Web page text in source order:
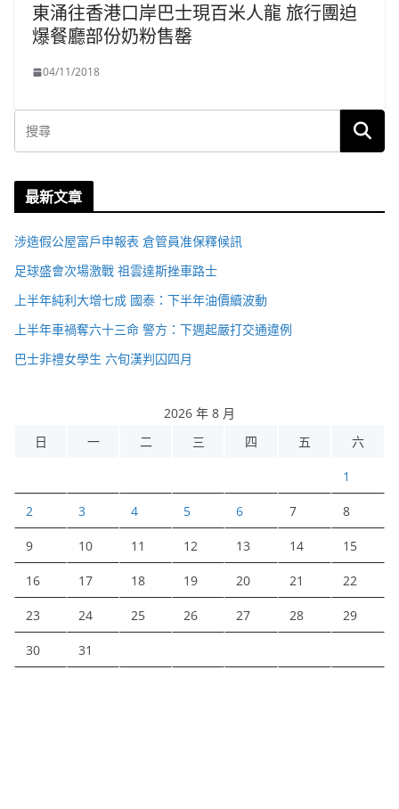
東涌往香港口岸巴士現百米人龍 旅行團迫
爆餐廳部份奶粉售罄
04/11/2018
最新文章
涉造假公屋富戶申報表 倉管員准保釋候訊
足球盛會次場激戰 祖雲達斯挫車路士
上半年純利大增七成 國泰：下半年油價續波動
上半年車禍奪六十三命 警方：下週起嚴打交通違例
巴士非禮女學生 六旬漢判囚四月
2026 年 8 月
日
一 二 三 四 五 六
1
2 3 4 5 6 7 8
9 10 11 12 13 14 15
16 17 18 19 20 21 22
23 24 25 26 27 28 29
30 31